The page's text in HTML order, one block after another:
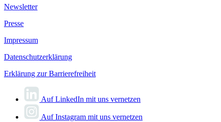
Newsletter
Presse
Impressum
Datenschutzerklärung
Erklärung zur Barrierefreiheit
Auf LinkedIn mit uns vernetzen
Auf Instagram mit uns vernetzen